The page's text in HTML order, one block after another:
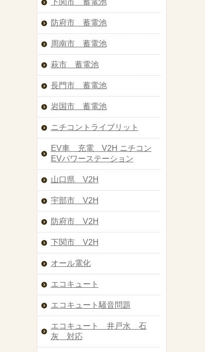
下関市 蓄電池
防府市 蓄電池
周南市 蓄電池
萩市 蓄電池
長門市 蓄電池
岩国市 蓄電池
ニチコントライブリット
EV車 充電 V2H ニチコン
EVパワーステーション
山口県 V2H
宇部市 V2H
防府市 V2H
下関市 V2H
オール電化
エコキュート
エコキュート騒音問題
エコキュート 井戸水 石
灰 対応